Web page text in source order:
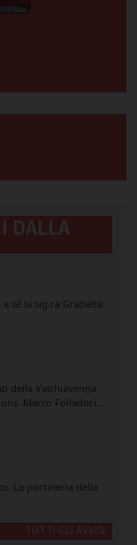
DALLA
sé la sig.ra Graziella
della Valchiavenna
Marco Folladori…
La portineria della
TUTTI GLI AVVISI